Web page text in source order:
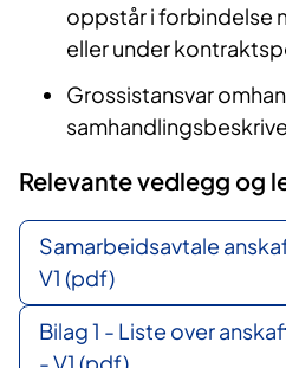
oppstår i forbindelse
eller under
Grossistansvar
Relevante vedlegg og
Samarbeidsavtale
V1 (pdf)
Bilag 1 - Liste over